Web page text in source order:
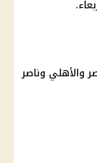
والأهلي وناصر